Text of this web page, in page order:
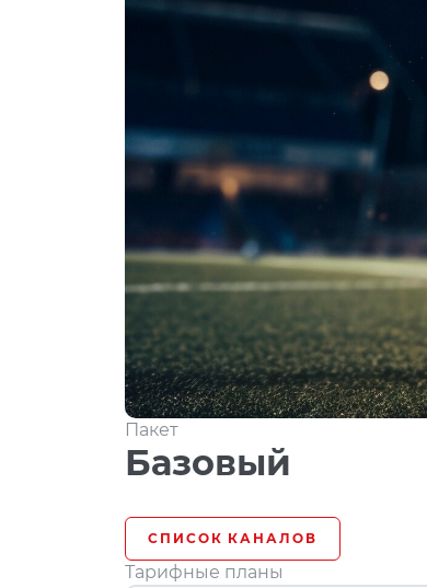
Пакет
Базовый
СПИСОК КАНАЛОВ
Тарифные планы